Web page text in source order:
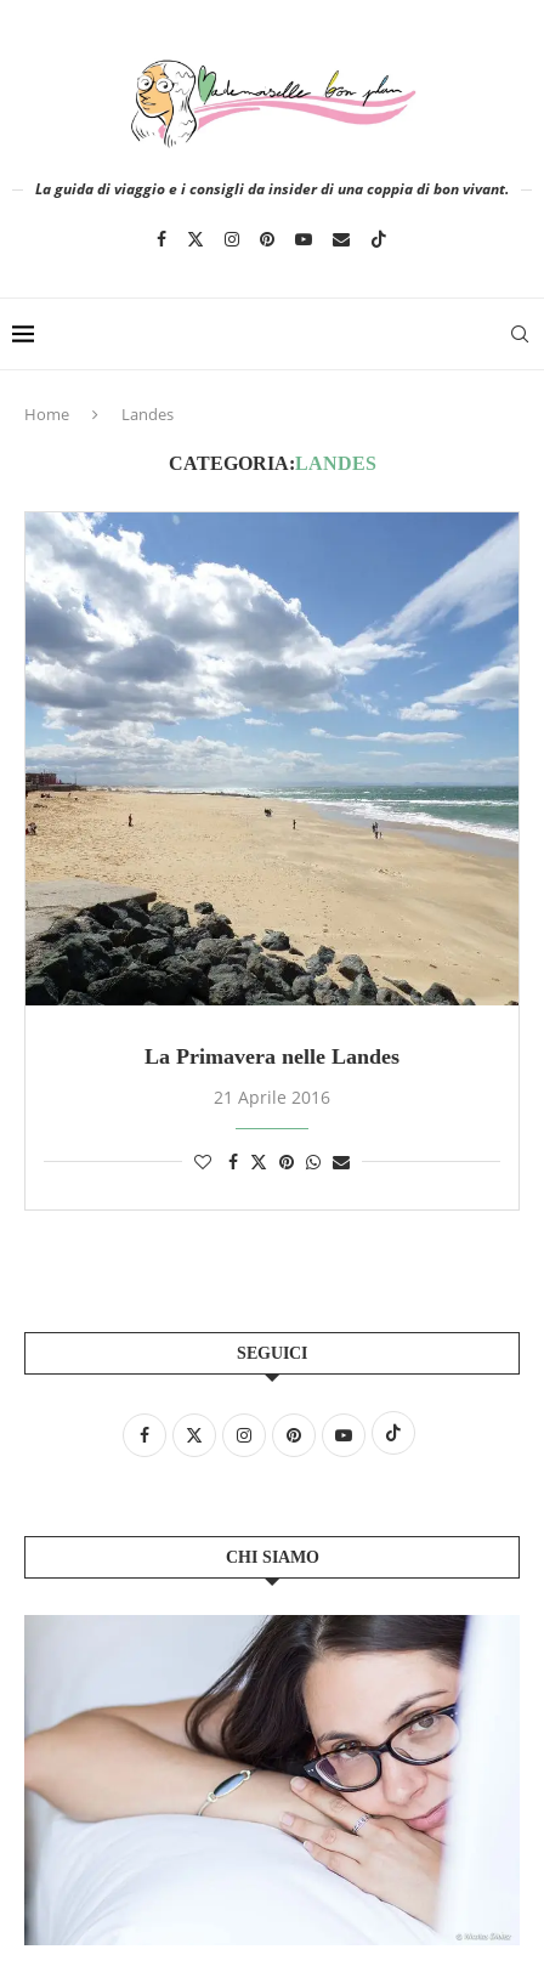
La guida di viaggio e i consigli da insider di una coppia di bon vivant.
Home Landes
CATEGORIA:LANDES
La Primavera nelle Landes
21 Aprile 2016
SEGUICI
CHI SIAMO